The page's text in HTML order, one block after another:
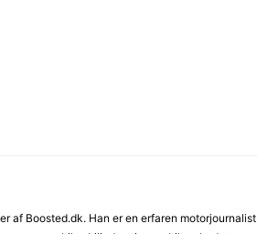
af Boosted.dk. Han er en erfaren motorjournalist